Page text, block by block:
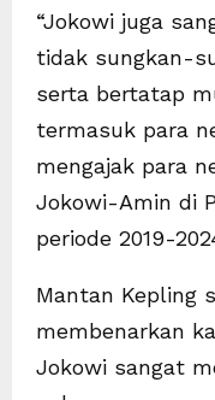
“Jokowi juga
tidak sungkan-
serta bertatap
termasuk para
mengajak para
Jokowi-Amin di
periode 2019-
Mantan Kepling
membenarkan
Jokowi sangat